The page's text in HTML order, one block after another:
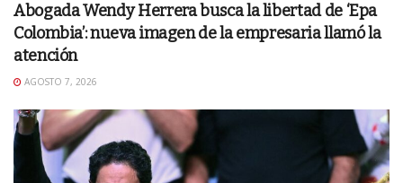
Abogada Wendy Herrera busca la libertad de ‘Epa
Colombia’: nueva imagen de la empresaria llamó la
atención
AGOSTO 7, 2026